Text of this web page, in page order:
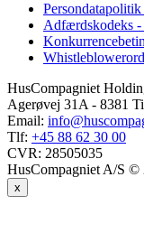
Adfærdskodeks -
HusCompagniet
Agerøvej 31A - 8381
Email:
Tlf: +45 88 62 30 00
CVR: 28505035
HusCompagniet A/S ©
x